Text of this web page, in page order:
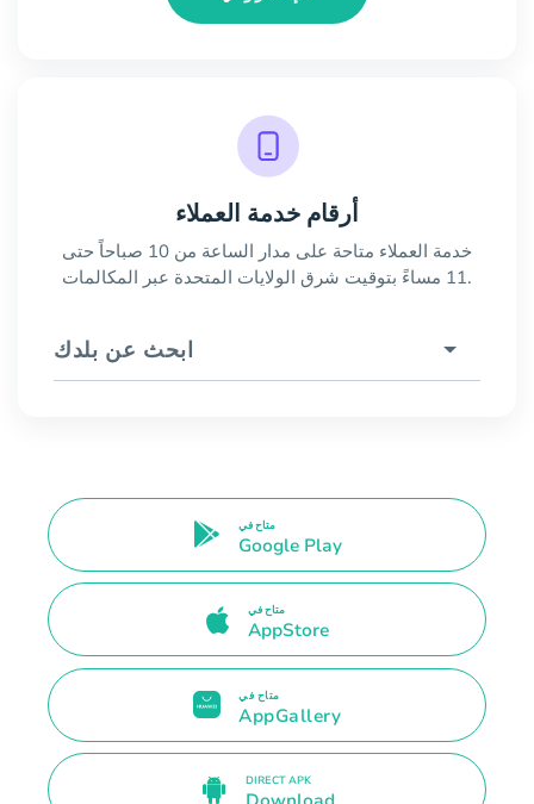
أرقام خدمة العملاء
خدمة العملاء متاحة على مدار الساعة من 10 صباحاً حتى
11 مساءً بتوقيت شرق الولايات المتحدة عبر المكالمات.
ابحث عن بلدك
متاح في
Google Play
متاح في
AppStore
متاح في
AppGallery
DIRECT APK